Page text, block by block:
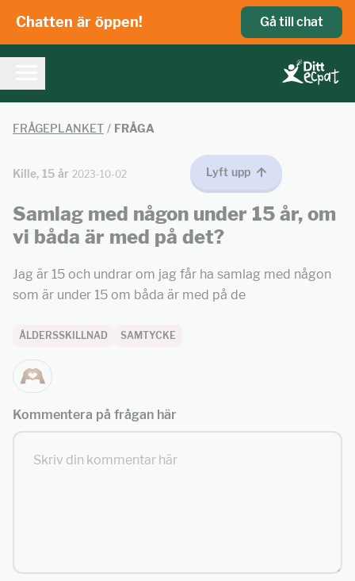
Chatten är öppen! Gå till chat
FRÅGEPLANKET / FRÅGA
Kille, 15 år 2023-10-02 Lyft upp
Samlag med någon under 15 år, om
vi båda är med på det?
Jag är 15 och undrar om jag får ha samlag med någon
som är under 15 om båda är med på de
ÅLDERSSKILLNAD SAMTYCKE
Kommentera på frågan här